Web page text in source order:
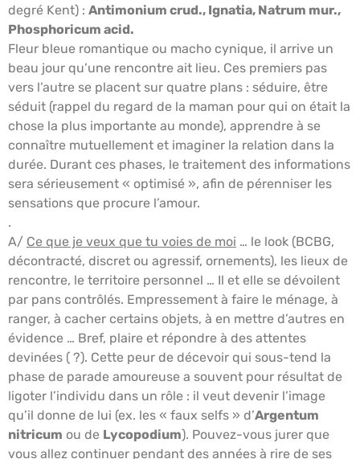
degré Kent) : Antimonium crud., Ignatia, Natrum mur.,
Phosphoricum acid.
Fleur bleue romantique ou macho cynique, il arrive un
beau jour qu’une rencontre ait lieu. Ces premiers pas
vers l’autre se placent sur quatre plans : séduire, être
séduit (rappel du regard de la maman pour qui on était la
chose la plus importante au monde), apprendre à se
connaître mutuellement et imaginer la relation dans la
durée. Durant ces phases, le traitement des informations
sera sérieusement « optimisé », afin de pérenniser les
sensations que procure l’amour.
.
A/ Ce que je veux que tu voies de moi … le look (BCBG,
décontracté, discret ou agressif, ornements), les lieux de
rencontre, le territoire personnel … Il et elle se dévoilent
par pans contrôlés. Empressement à faire le ménage, à
ranger, à cacher certains objets, à en mettre d’autres en
évidence … Bref, plaire et répondre à des attentes
devinées ( ?). Cette peur de décevoir qui sous-tend la
phase de parade amoureuse a souvent pour résultat de
ligoter l’individu dans un rôle : il veut devenir l’image
qu’il donne de lui (ex. les « faux selfs » d’Argentum
nitricum ou de Lycopodium). Pouvez-vous jurer que
vous allez continuer pendant des années à rire de ses